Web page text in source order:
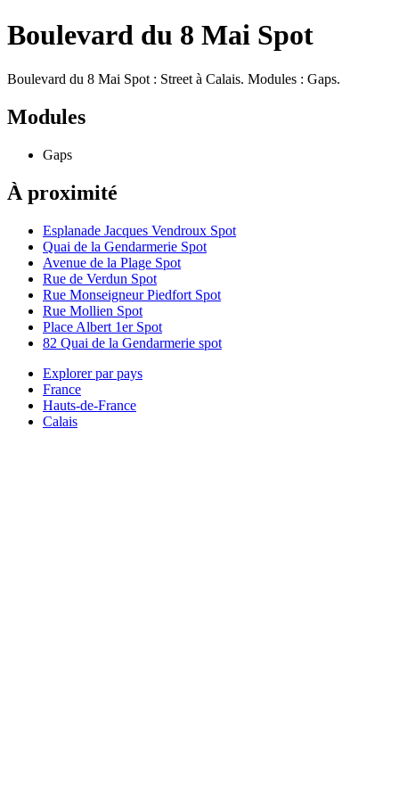
Boulevard du 8 Mai Spot
Boulevard du 8 Mai Spot : Street à Calais. Modules : Gaps.
Modules
Gaps
À proximité
Esplanade Jacques Vendroux Spot
Quai de la Gendarmerie Spot
Avenue de la Plage Spot
Rue de Verdun Spot
Rue Monseigneur Piedfort Spot
Rue Mollien Spot
Place Albert 1er Spot
82 Quai de la Gendarmerie spot
Explorer par pays
France
Hauts-de-France
Calais